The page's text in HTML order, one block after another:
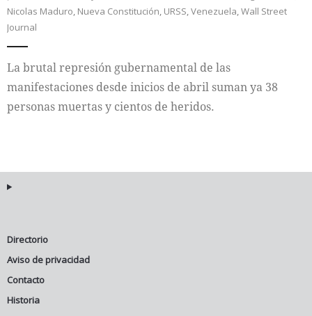
Internacional
Cultura
Nicolas Maduro, Nueva Constitución, URSS,Venezuela,Wall Street
Journal
La brutal represión gubernamental de las
manifestaciones desde inicios de abril suman ya 38
personas muertas y cientos de heridos.
Directorio
Aviso de privacidad
Contacto
Historia